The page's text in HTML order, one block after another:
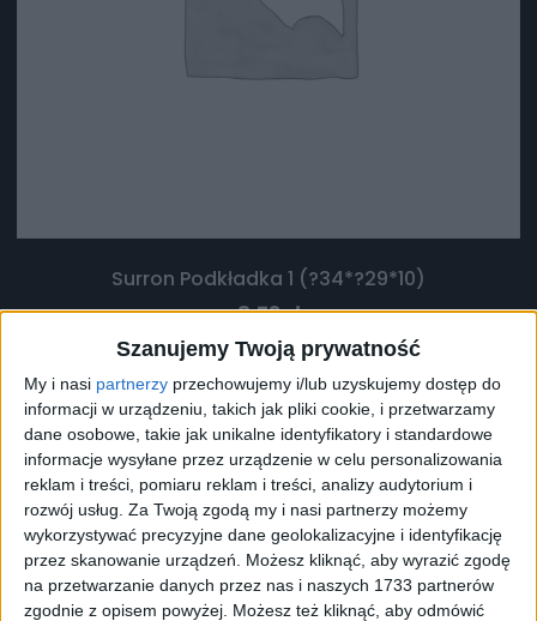
Szanujemy Twoją prywatność
My i nasi partnerzy przechowujemy i/lub uzyskujemy dostęp do
informacji w urządzeniu, takich jak pliki cookie, i przetwarzamy
dane osobowe, takie jak unikalne identyfikatory i standardowe
informacje wysyłane przez urządzenie w celu personalizowania
reklam i treści, pomiaru reklam i treści, analizy audytorium i
rozwój usług. Za Twoją zgodą my i nasi partnerzy możemy
wykorzystywać precyzyjne dane geolokalizacyjne i identyfikację
przez skanowanie urządzeń. Możesz kliknąć, aby wyrazić zgodę
na przetwarzanie danych przez nas i naszych 1733 partnerów
zgodnie z opisem powyżej. Możesz też kliknąć, aby odmówić
Surron Podkładka 1 (?34*?29*10)
8,73zł
ZOBACZ WIĘCEJ